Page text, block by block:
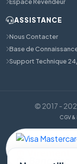
ASSISTANCE
Nous Contacter
Base de
Support Technique
© 2017 -
CGV